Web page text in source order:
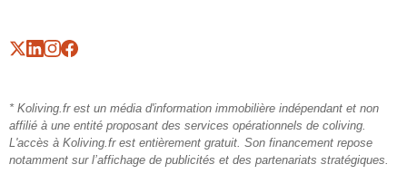
* Koliving.fr est un média d'information immobilière indépendant et non
affilié à une entité proposant des services opérationnels de coliving.
L'accès à Koliving.fr est entièrement gratuit. Son financement repose
notamment sur l’affichage de publicités et des partenariats stratégiques.